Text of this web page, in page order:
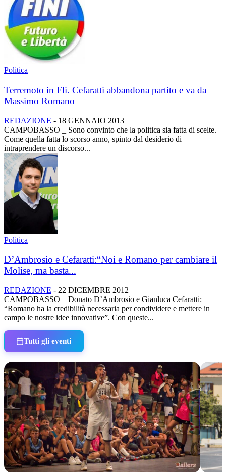
Politica
Terremoto in Fli. Cefaratti abbandona partito e va da
Massimo Romano
REDAZIONE - 18 GENNAIO 2013
CAMPOBASSO _ Sono convinto che la politica sia fatta di scelte.
Come quella fatta lo scorso anno, spinto dal desiderio di
intraprendere un discorso...
Politica
D’Ambrosio e Cefaratti:“Noi e Romano per cambiare il
Molise, ma basta...
REDAZIONE - 22 DICEMBRE 2012
CAMPOBASSO _ Donato D’Ambrosio e Gianluca Cefaratti:
“Romano ha la credibilità necessaria per condividere e mettere in
campo le nostre idee innovative”. Con queste...
Tutti gli eventi